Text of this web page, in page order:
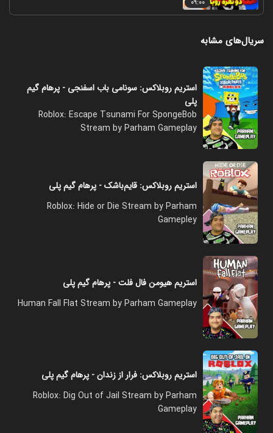
سریال‌های مشابه
استریم روبلاکس: سونامی باب اسفنجی - پرهام گیم
پلی
Roblox: Escape Tsunami For SpongeBob
Stream by Parham Gameplay
استریم روبلاکس: قایم‌باشک - پرهام گیم پلی
Roblox: Hide or Die Stream by Parham
Gamepley
استریم هیومن فال فلت - پرهام گیم پلی
Human Fall Flat Stream by Parham Gameplay
استریم روبلاکس: فرار از زندان - پرهام گیم پلی
Roblox: Dig Out of Jail Stream by Parham
Gameplay